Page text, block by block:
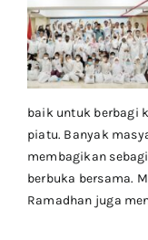
baik untuk berbagi
piatu. Banyak
membagikan
berbuka bersama.
Ramadhan juga